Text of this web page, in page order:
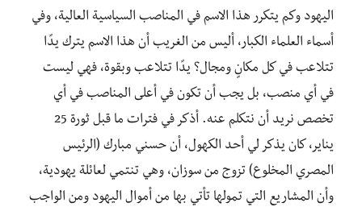
اليهود وكم يتكرر هذا الاسم في المناصب السياسية العالية، وفي
أسماء العلماء الكبار، أليس من الغريب أن هذا الاسم يترك يدًا
تتلاعب في كل مكانٍ ومجال؟ يدًا تتلاعب وبقوة، فهي ليست
في أي منصب، بل يجب أن تكون في أعلى المناصب في أي
تخصص نريد أن نتكلم عنه. أذكر في فترات ما قبل ثورة 25
يناير، كان يذكر لي أحد الكهول، أن حسني مبارك (الرئيس
المصري المخلوع) تزوج من سوزان، وهي تنتمي لعائلة يهودية،
وأن المشاريع التي تمولها تأتي بها من أموال اليهود ومن الواجب